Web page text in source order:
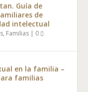
Guía de
de
intelectual
, Familias | 0
en la familia –
familias